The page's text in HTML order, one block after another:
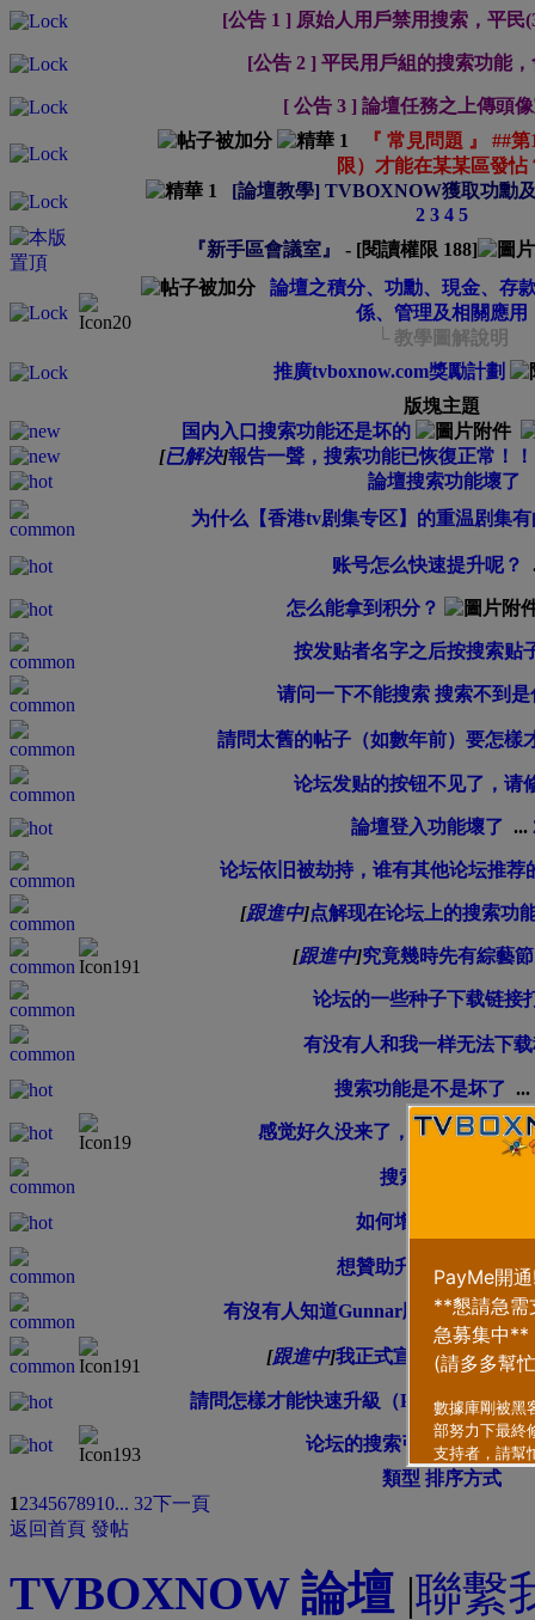
[公告 1 ] 原始人用戶禁用搜索，平民
[公告 2 ] 平民用戶組的搜索功能
[ 公告 3 ] 論壇任務之上傳頭
『 常見問題 』 ##
限）才能在某某區發怗
[論壇教學] TVBOXNOW獲取功勳
2 3 4 5
『新手區會議室』
- [閱讀權限 188]
論壇之積分、功勳、現金、存
係、管理及相關應用
└ 教學圖解說明
推廣tvboxnow.com獎勵計劃
版塊主題
国内入口搜索功能还是坏的
[已解決]報告一聲，搜索功能已恢復正常！！
論壇搜索功能壞了
为什么【香港tv剧集专区】的重温剧集
账号怎么快速提升呢？
怎么能拿到积分？
按发贴者名字之后按搜索贴
请问一下不能搜索 搜索不到是
請問太舊的帖子（如數年前）要怎樣
论坛发贴的按钮不见了，请
論壇登入功能壞了 ...
论坛依旧被劫持，谁有其他论坛推荐
[跟進中]点解现在论坛上的搜索功
[跟進中]究竟幾時先有綜藝
论坛的一些种子下载链接
有没有人和我一样无法下
搜索功能是不是坏了 ...
感觉好久没来了，才发现我还不
搜索結果看不到
如何增长积分
想贊助升級但不知怎樣
有沒有人知道Gunnar版主的消息？
[跟進中]我正式宣佈 論壇已經
請問怎樣才能快速升級（PS想快D睇動
论坛的搜索引擎故障了吗？
類型 排序方式
12345678910... 32下一頁
返回首頁 發帖
TVBOXNOW 論壇 |聯繫